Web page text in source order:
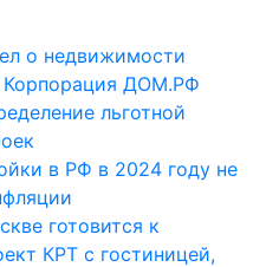
Корпорация ДОМ.РФ
льготной
в РФ в 2024 году не
готовится к
КРТ с гостиницей,